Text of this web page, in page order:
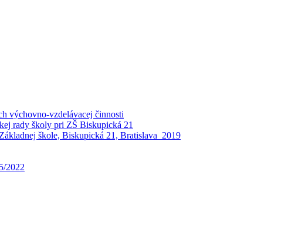
výchovno-vzdelávacej činnosti
rady školy pri ZŠ Biskupická 21
škole, Biskupická 21, Bratislava_2019
2022